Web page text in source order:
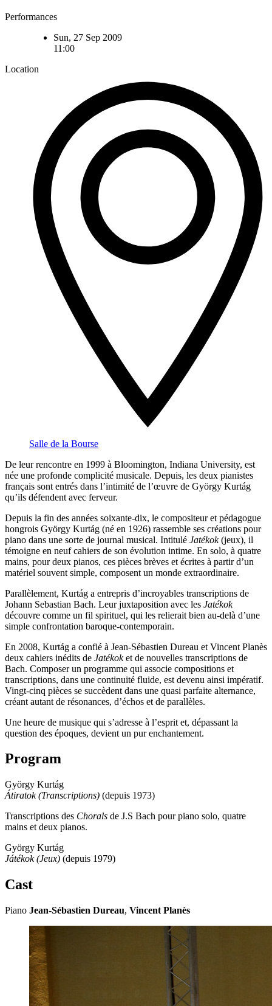
Performances
Sun, 27 Sep 2009
11:00
Location
Salle de la Bourse
De leur rencontre en 1999 à Bloomington, Indiana University, est
née une profonde complicité musicale. Depuis, les deux pianistes
français sont entrés dans l’intimité de l’œuvre de György Kurtág
qu’ils défendent avec ferveur.
Depuis la fin des années soixante-dix, le compositeur et pédagogue
hongrois György Kurtág (né en 1926) rassemble ses créations pour
piano dans une sorte de journal musical. Intitulé Jatékok(jeux), il
témoigne en neuf cahiers de son évolution intime. En solo, à quatre
mains, pour deux pianos, ces pièces brèves et écrites à partir d’un
matériel souvent simple, composent un monde extraordinaire.
Parallèlement, Kurtág a entrepris d’incroyables transcriptions de
Johann Sebastian Bach. Leur juxtaposition avec les Jatékok
découvre comme un fil spirituel, qui les relierait bien au-delà d’une
simple confrontation baroque-contemporain.
En 2008, Kurtág a confié à Jean-Sébastien Dureau et Vincent Planès
deux cahiers inédits de Jatékoket de nouvelles transcriptions de
Bach. Composer un programme qui associe compositions et
transcriptions, dans une continuité fluide, est devenu ainsi impératif.
Vingt-cinq pièces se succèdent dans une quasi parfaite alternance,
créant autant de résonances, d’échos et de parallèles.
Une heure de musique qui s’adresse à l’esprit et, dépassant la
question des époques, devient un pur enchantement.
Program
György Kurtág
Átiratok (Transcriptions) (depuis 1973)
Transcriptions des Chorals de J.S Bach pour piano solo, quatre
mains et deux pianos.
György Kurtág
Játékok (Jeux) (depuis 1979)
Cast
Piano Jean-Sébastien Dureau, Vincent Planès